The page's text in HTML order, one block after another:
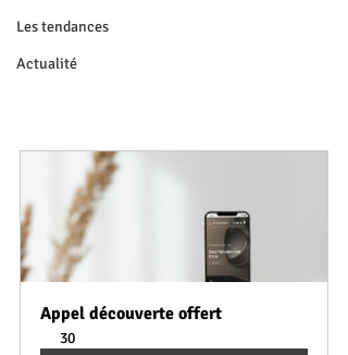
Les tendances
Actualité
Appel découverte offert
30